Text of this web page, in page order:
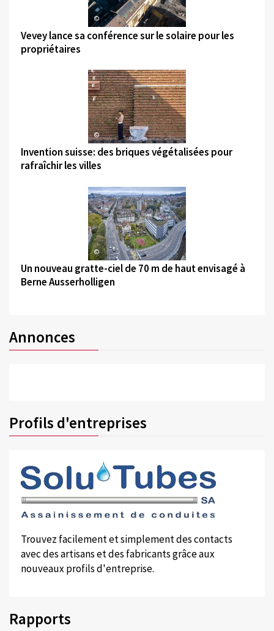
©
Vevey lance sa conférence sur le solaire pour les
propriétaires
©
Invention suisse: des briques végétalisées pour
rafraîchir les villes
©
Un nouveau gratte-ciel de 70 m de haut envisagé à
Berne Ausserholligen
Annonces
Profils d'entreprises
Trouvez facilement et simplement des contacts
avec des artisans et des fabricants grâce aux
nouveaux profils d'entreprise.
Rapports